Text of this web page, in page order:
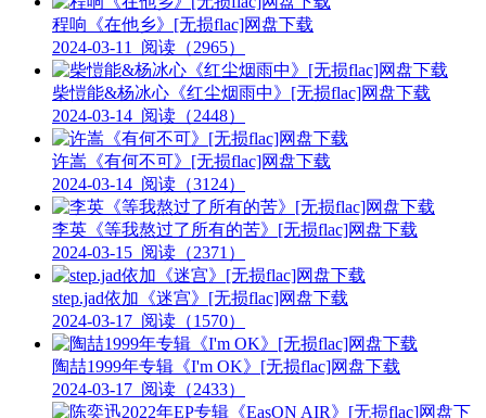
程响《在他乡》[无损flac]网盘下载
2024-03-11
阅读（2965）
柴愷能&杨冰心《红尘烟雨中》[无损flac]网盘下载
2024-03-14 阅读（2448）
许嵩《有何不可》[无损flac]网盘下载
2024-03-14 阅读（3124）
李英《等我熬过了所有的苦》[无损flac]网盘下载
2024-03-15 阅读（2371）
step.jad依加《迷宫》[无损flac]网盘下载
2024-03-17 阅读（1570）
陶喆1999年专辑《I'm OK》[无损flac]网盘下载
2024-03-17 阅读（2433）